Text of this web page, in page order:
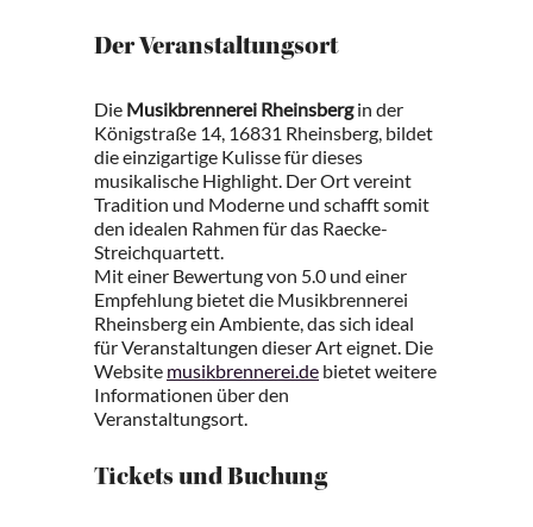
Der Veranstaltungsort
Die Musikbrennerei Rheinsbergin der
Königstraße 14, 16831 Rheinsberg, bildet
die einzigartige Kulisse für dieses
musikalische Highlight. Der Ort vereint
Tradition und Moderne und schafft somit
den idealen Rahmen für das Raecke-
Streichquartett.
Mit einer Bewertung von 5.0 und einer
Empfehlung bietet die Musikbrennerei
Rheinsberg ein Ambiente, das sich ideal
für Veranstaltungen dieser Art eignet. Die
Website musikbrennerei.de bietet weitere
Informationen über den
Veranstaltungsort.
Tickets und Buchung